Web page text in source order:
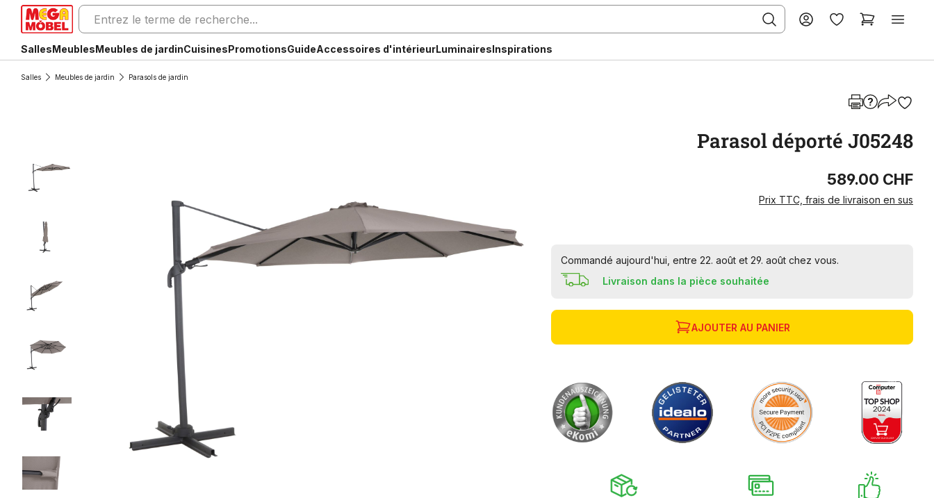
SallesMeublesMeubles de jardinCuisinesPromotionsGuideAccessoires d'intérieurLuminairesInspirations
Salles Meubles de jardin Parasols de jardin
Parasol déporté J05248
589.00 CHF
Prix TTC, frais de livraison en sus
Commandé aujourd'hui, entre 22. août et 29. août chez vous.
Livraison dans la pièce souhaitée
AJOUTER AU PANIER